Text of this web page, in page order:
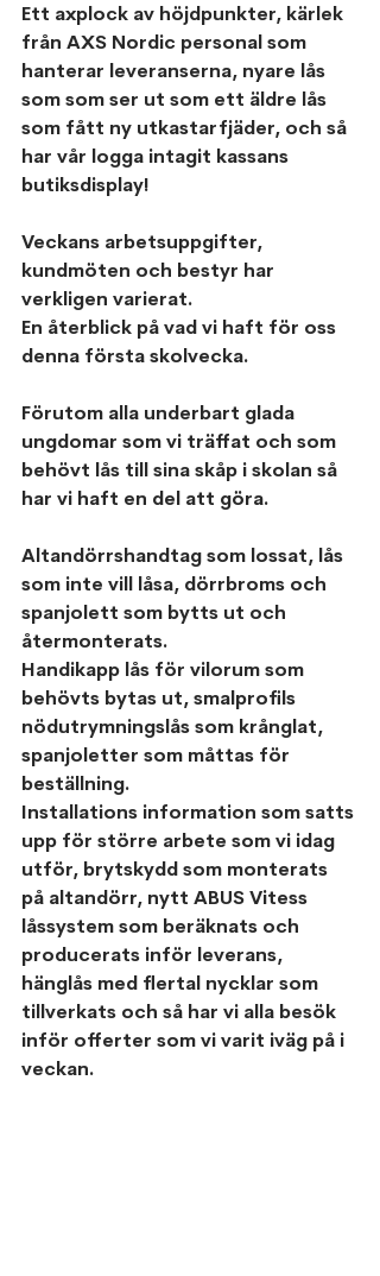
Ett axplock av höjdpunkter, kärlek
från AXS Nordic personal som
hanterar leveranserna, nyare lås
som som ser ut som ett äldre lås
som fått ny utkastarfjäder, och så
har vår logga intagit kassans
butiksdisplay!
Veckans arbetsuppgifter,
kundmöten och bestyr har
verkligen varierat.
En återblick på vad vi haft för oss
denna första skolvecka.
Förutom alla underbart glada
ungdomar som vi träffat och som
behövt lås till sina skåp i skolan så
har vi haft en del att göra.
Altandörrshandtag som lossat, lås
som inte vill låsa, dörrbroms och
spanjolett som bytts ut och
återmonterats.
Handikapp lås för vilorum som
behövts bytas ut, smalprofils
nödutrymningslås som krånglat,
spanjoletter som måttas för
beställning.
Installations information som satts
upp för större arbete som vi idag
utför, brytskydd som monterats
på altandörr, nytt ABUS Vitess
låssystem som beräknats och
producerats inför leverans,
hänglås med flertal nycklar som
tillverkats och så har vi alla besök
inför offerter som vi varit iväg på i
veckan.